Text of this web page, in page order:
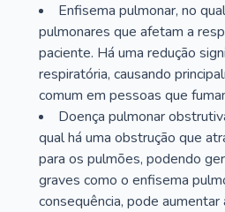
Enfisema pulmonar, no
pulmonares que afetam a
paciente. Há uma redução
respiratória, causando
comum em pessoas que
Doença pulmonar
qual há uma obstrução que
para os pulmões, podendo
graves como o enfisema
consequência, pode